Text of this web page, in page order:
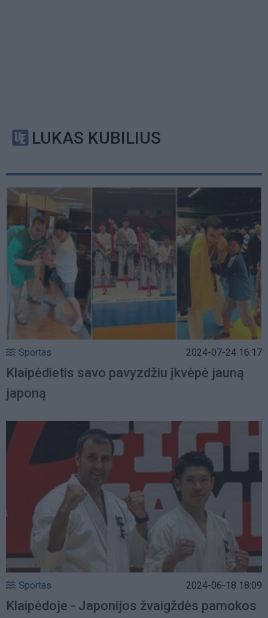
LUKAS KUBILIUS
Sportas 2024-07-24 16:17
Klaipėdietis savo pavyzdžiu įkvėpė jauną
japoną
Sportas 2024-06-18 18:09
Klaipėdoje - Japonijos žvaigždės pamokos